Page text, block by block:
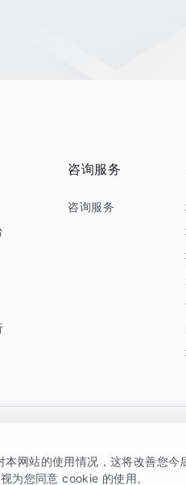
咨询服务
咨询服务
相关说明 京ICP备15038330号
网站的使用情况，这将改善您
为您同意 cookie 的使用。